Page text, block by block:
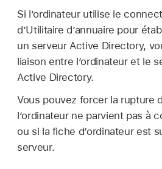
Si l’ordinateur utilise le
d’Utilitaire d’annuaire pour
un serveur Active Directory,
liaison entre l’ordinateur et le
Active Directory.
Vous pouvez forcer la rupture
l’ordinateur ne parvient pas à
ou si la fiche d’ordinateur est
serveur.